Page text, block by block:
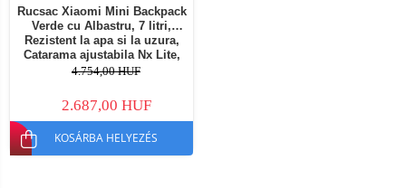
Rucsac Xiaomi Mini Backpack
Verde cu Albastru, 7 litri,
Rezistent la apa si la uzura,
Catarama ajustabila Nx Lite,
Buzunar frontal
4.754,00 HUF
2.687,00 HUF
KOSÁRBA HELYEZÉS